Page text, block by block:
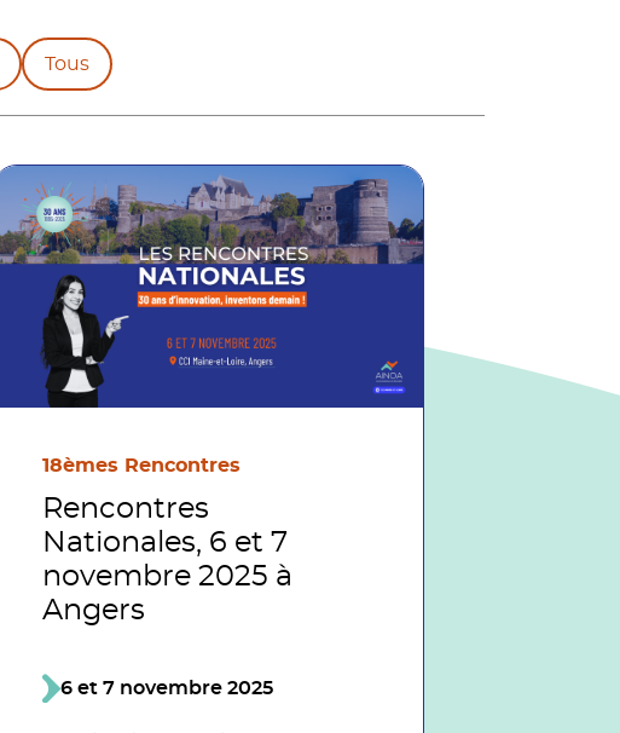
Tous
18èmes Rencontres
Rencontres
Nationales, 6 et 7
novembre 2025 à
Angers
6 et 7 novembre 2025